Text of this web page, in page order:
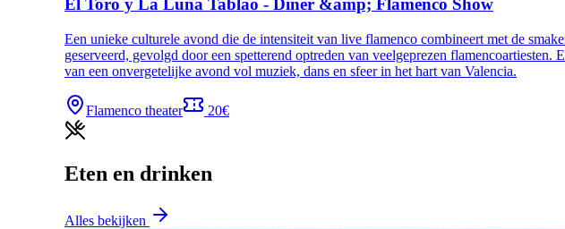
El Toro y La Luna Tablao - Diner &amp; Flamenco Show
Een unieke culturele avond die de intensiteit van live flamenco combineert met de
geserveerd, gevolgd door een spetterend optreden van veelgeprezen
van een onvergetelijke avond vol muziek, dans en sfeer in het hart van Valencia.
Flamenco theater 20€
Eten en drinken
Alles bekijken